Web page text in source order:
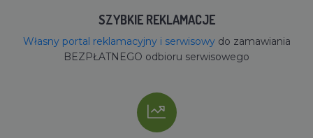
SZYBKIE REKLAMACJE
Własny portal reklamacyjny i serwisowydo zamawiania
BEZPŁATNEGO odbioru serwisowego